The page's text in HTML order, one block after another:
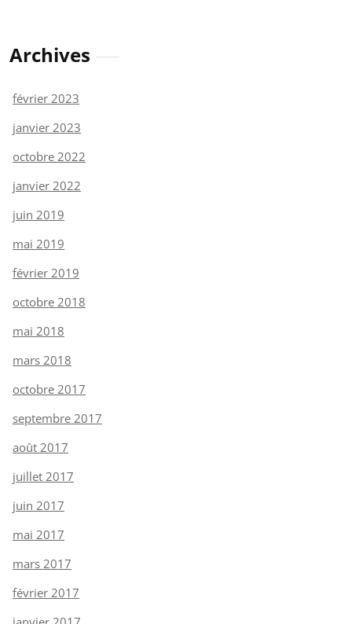
Archives
février 2023
janvier 2023
octobre 2022
janvier 2022
juin 2019
mai 2019
février 2019
octobre 2018
mai 2018
mars 2018
octobre 2017
septembre 2017
août 2017
juillet 2017
juin 2017
mai 2017
mars 2017
février 2017